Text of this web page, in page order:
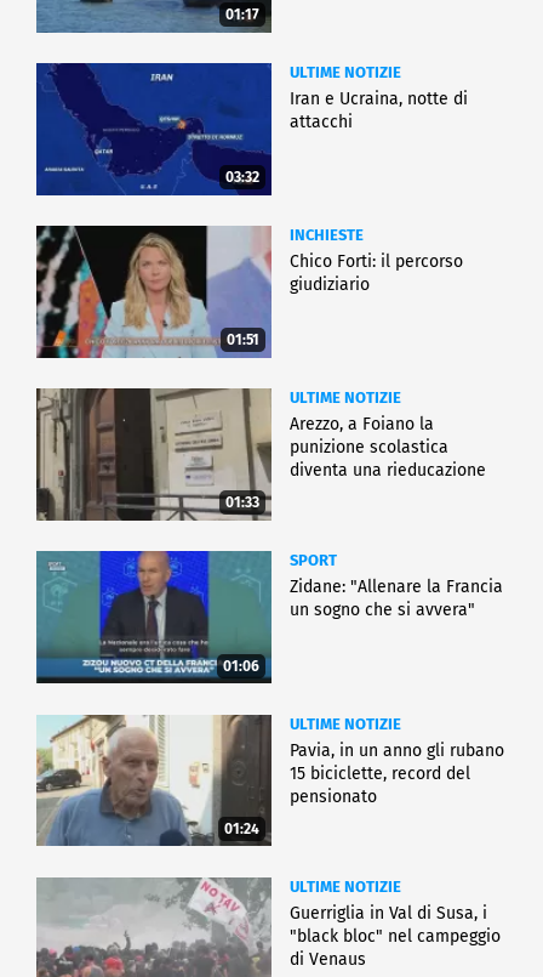
01:17
03:32
ULTIME NOTIZIE
Iran e Ucraina, notte di
attacchi
01:51
INCHIESTE
Chico Forti: il percorso
giudiziario
01:33
ULTIME NOTIZIE
Arezzo, a Foiano la
punizione scolastica
diventa una rieducazione
01:06
SPORT
Zidane: "Allenare la Francia
un sogno che si avvera"
01:24
ULTIME NOTIZIE
Pavia, in un anno gli rubano
15 biciclette, record del
pensionato
ULTIME NOTIZIE
Guerriglia in Val di Susa, i
"black bloc" nel campeggio
di Venaus